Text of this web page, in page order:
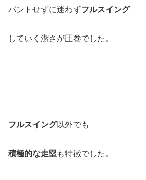
バントせずに迷わずフルスイング
していく潔さが圧巻でした。
フルスイング以外でも
積極的な走塁も特徴でした。